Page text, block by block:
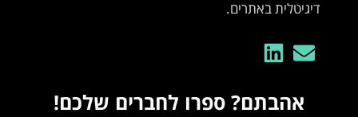
דיגיטלית באתרים.
אהבתם? ספרו לחברים שלכם!